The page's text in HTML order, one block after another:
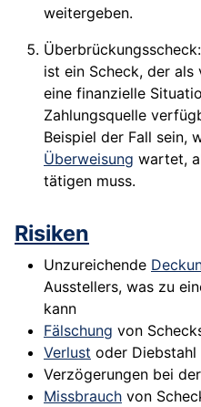
weitergeben.
ist ein Scheck, der
eine finanzielle
Zahlungsquelle
Beispiel der Fall sein,
Überweisung wartet,
tätigen muss.
Risiken
Unzureichende
Ausstellers, was zu
kann
Fälschung von
Verlust oder Diebstahl
Verzögerungen bei
Missbrauch von